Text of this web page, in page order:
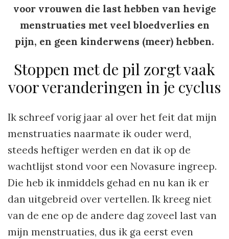
voor vrouwen die last hebben van hevige
menstruaties met veel bloedverlies en
pijn, en geen kinderwens (meer) hebben.
Stoppen met de pil zorgt vaak
voor veranderingen in je cyclus
Ik schreef vorig jaar al over het feit dat mijn
menstruaties naarmate ik ouder werd,
steeds heftiger werden en dat ik op de
wachtlijst stond voor een Novasure ingreep.
Die heb ik inmiddels gehad en nu kan ik er
dan uitgebreid over vertellen. Ik kreeg niet
van de ene op de andere dag zoveel last van
mijn menstruaties, dus ik ga eerst even